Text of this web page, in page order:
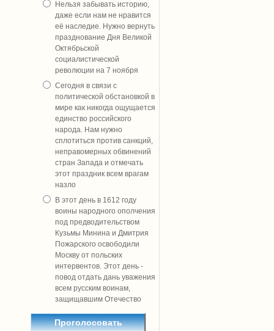
Нельзя забывать историю,
даже если нам не нравится
её наследие. Нужно вернуть
празднование Дня Великой
Октябрьской
социалистической
революции на 7 ноября
Сегодня в связи с
политической обстановкой в
мире как никогда ощущается
единство российского
народа. Нам нужно
сплотиться против санкций,
неправомерных обвинений
стран Запада и отмечать
этот праздник всем врагам
назло
В этот день в 1612 году
воины народного ополчения
под предводительством
Кузьмы Минина и Дмитрия
Пожарского освободили
Москву от польских
интервентов. Этот день -
повод отдать дань уважения
всем русским воинам,
защищавшим Отечество